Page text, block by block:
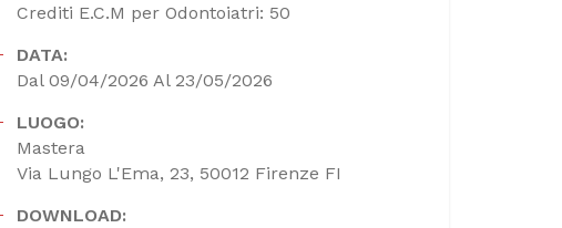
Crediti E.C.M per Odontoiatri: 50
DATA:
Dal 09/04/2026 Al 23/05/2026
LUOGO:
Mastera
Via Lungo L'Ema, 23, 50012 Firenze FI
DOWNLOAD: